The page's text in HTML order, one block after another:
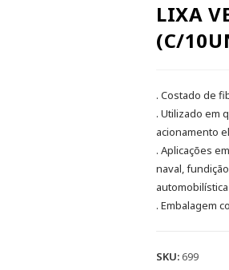
LIXA
(C/
. Costado de
. Utilizado em
acionamento
. Aplicações
naval,
automobilística
. Embalagem
SKU:699